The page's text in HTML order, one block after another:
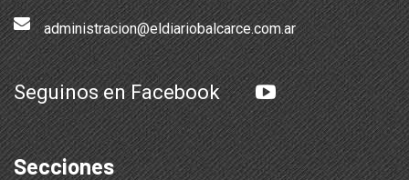
administracion@eldiariobalcarce.com.ar
Seguinos en Facebook
Secciones